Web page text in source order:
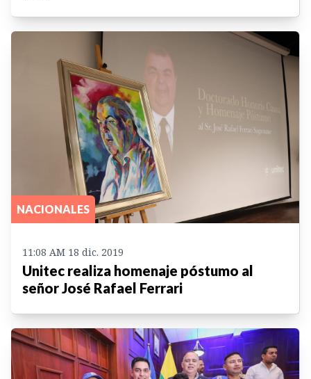
NACIONALES
11:08 AM 18 dic. 2019
Unitec realiza homenaje póstumo al
señor José Rafael Ferrari